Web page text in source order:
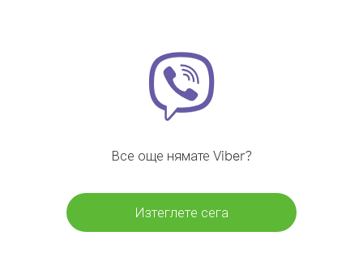
Все още нямате Viber?
Изтеглете сега